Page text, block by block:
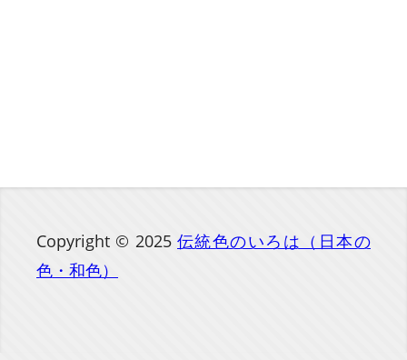
Copyright © 2025 伝統色のいろは（日本の
色・和色）